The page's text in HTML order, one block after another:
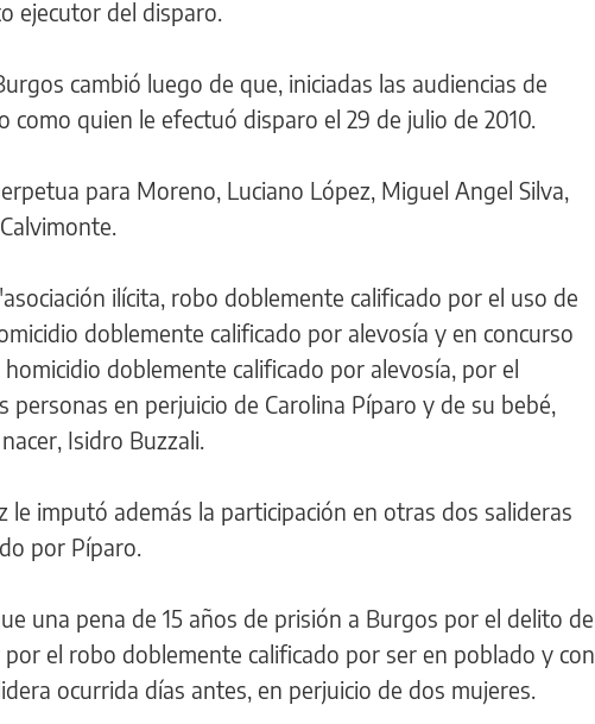
ejecutor del disparo.
cambió luego de que, iniciadas las audiencias de
quien le efectuó disparo el 29 de julio de 2010.
para Moreno, Luciano López, Miguel Angel Silva,
ilícita, robo doblemente calificado por el uso de
doblemente calificado por alevosía y en concurso
doblemente calificado por alevosía, por el
en perjuicio de Carolina Píparo y de su bebé,
Isidro Buzzali.
le imputó además la participación en otras dos salideras
por Píparo.
una pena de 15 años de prisión a Burgos por el delito de
por el robo doblemente calificado por ser en poblado y con
ocurrida días antes, en perjuicio de dos mujeres.